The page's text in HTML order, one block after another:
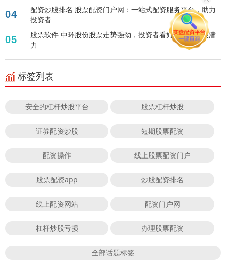
04
配资炒股排名 股票配资门户网：一站式配资服务平台，助力
投资者
05
股票软件 中环股份股票走势强劲，投资者看好其未来发展潜
力
标签列表
安全的杠杆炒股平台 股票杠杆炒股
证券配资炒股 短期股票配资
配资操作 线上股票配资门户
股票配资app 炒股配资排名
线上配资网站 配资门户网
杠杆炒股亏损 办理股票配资
全部话题标签